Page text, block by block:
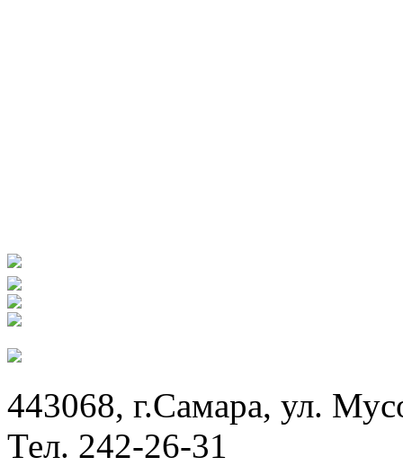
443068, г.Самара, ул.
Тел. 242-26-31